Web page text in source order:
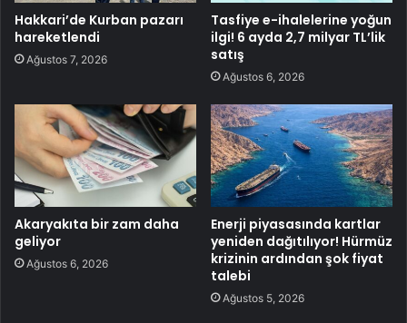
Hakkari’de Kurban pazarı
hareketlendi
Ağustos 7, 2026
Tasfiye e-ihalelerine yoğun
ilgi! 6 ayda 2,7 milyar TL’lik
satış
Ağustos 6, 2026
Akaryakıta bir zam daha
geliyor
Ağustos 6, 2026
Enerji piyasasında kartlar
yeniden dağıtılıyor! Hürmüz
krizinin ardından şok fiyat
talebi
Ağustos 5, 2026